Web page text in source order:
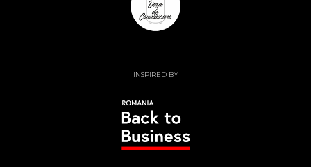
INSPIRED BY